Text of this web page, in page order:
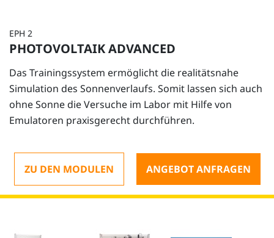
EPH 2
PHOTOVOLTAIK ADVANCED
Das Trainingssystem ermöglicht die realitätsnahe
Simulation des Sonnenverlaufs. Somit lassen sich auch
ohne Sonne die Versuche im Labor mit Hilfe von
Emulatoren praxisgerecht durchführen.
ZU DEN MODULEN ANGEBOT ANFRAGEN